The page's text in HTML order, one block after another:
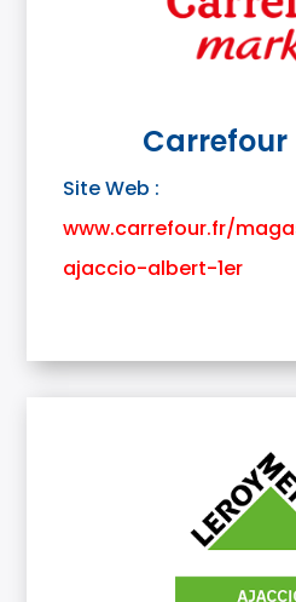
Carrefour
Site Web :
www.carrefour.fr/
ajaccio-albert-1er